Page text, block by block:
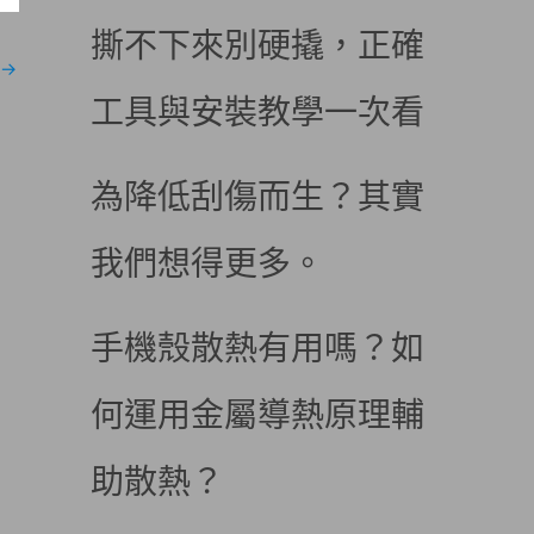
→
撕不下來別硬撬，正確
工具與安裝教學一次看
為降低刮傷而生？其實
我們想得更多。
手機殼散熱有用嗎？如
何運用金屬導熱原理輔
助散熱？